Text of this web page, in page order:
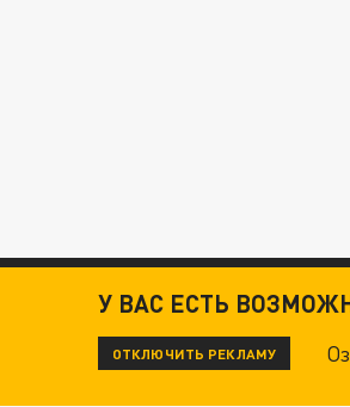
У ВАС ЕСТЬ
ОТКЛЮЧИТЬ РЕКЛАМУ